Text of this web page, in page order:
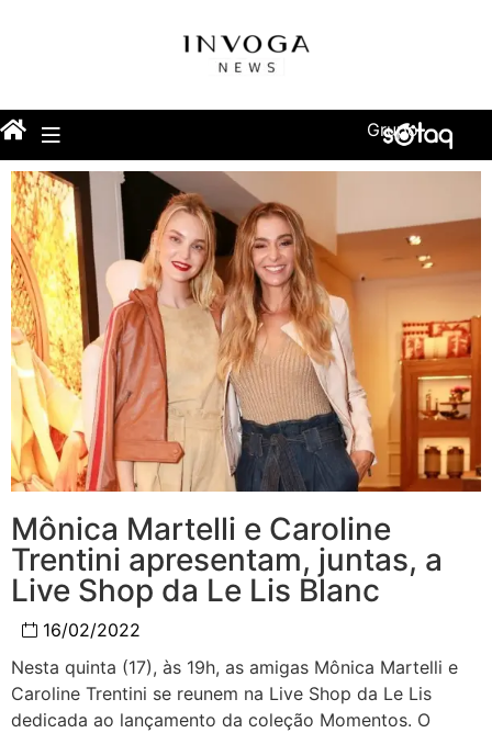
Grupo
Mônica Martelli e Caroline
Trentini apresentam, juntas, a
Live Shop da Le Lis Blanc
16/02/2022
Nesta quinta (17), às 19h, as amigas Mônica Martelli e
Caroline Trentini se reunem na Live Shop da Le Lis
dedicada ao lançamento da coleção Momentos. O